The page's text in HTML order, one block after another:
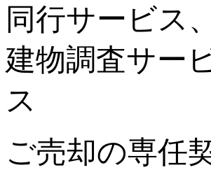
同行サービス、
建物調査サー
ス
ご売却の専任